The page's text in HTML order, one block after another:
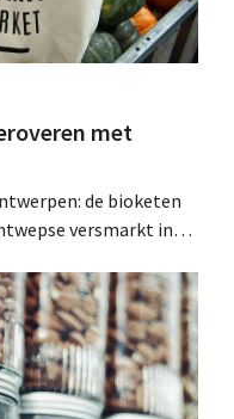
met
de bioketen
versmarkt in
.